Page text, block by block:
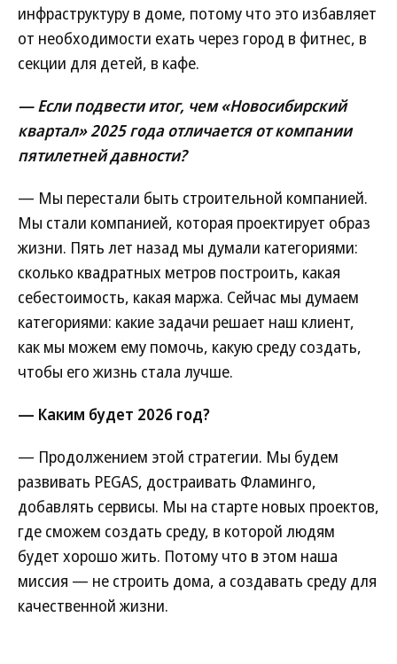
инфраструктуру в доме, потому что это избавляет
от необходимости ехать через город в фитнес, в
секции для детей, в кафе.
— Если подвести итог, чем «Новосибирский
квартал» 2025 года отличается от компании
пятилетней давности?
— Мы перестали быть строительной компанией.
Мы стали компанией, которая проектирует образ
жизни. Пять лет назад мы думали категориями:
сколько квадратных метров построить, какая
себестоимость, какая маржа. Сейчас мы думаем
категориями: какие задачи решает наш клиент,
как мы можем ему помочь, какую среду создать,
чтобы его жизнь стала лучше.
— Каким будет 2026 год?
— Продолжением этой стратегии. Мы будем
развивать PEGAS, достраивать Фламинго,
добавлять сервисы. Мы на старте новых проектов,
где сможем создать среду, в которой людям
будет хорошо жить. Потому что в этом наша
миссия — не строить дома, а создавать среду для
качественной жизни.